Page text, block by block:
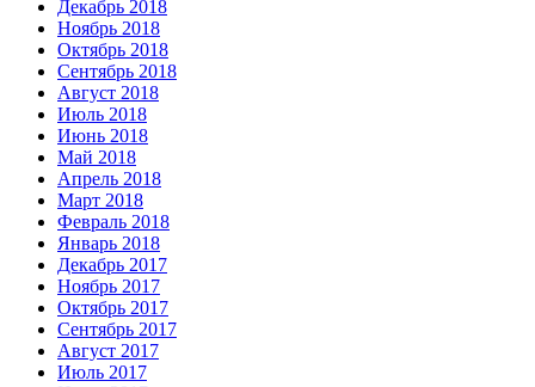
Декабрь 2018
Ноябрь 2018
Октябрь 2018
Сентябрь 2018
Август 2018
Июль 2018
Июнь 2018
Май 2018
Апрель 2018
Март 2018
Февраль 2018
Январь 2018
Декабрь 2017
Ноябрь 2017
Октябрь 2017
Сентябрь 2017
Август 2017
Июль 2017